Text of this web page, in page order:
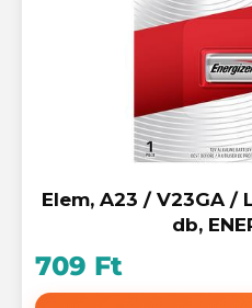
Elem, A23 / V23GA /
db,
709 Ft